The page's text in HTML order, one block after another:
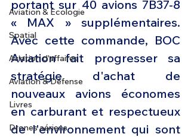
Aviation & Ecologie
Spatial
Aviation d'affaires
Aviation & Défense
Livres
Drones aériens
portant sur 40 avions 7B37-8
« MAX » supplémentaires.
Avec cette commande, BOC
Aviation fait progresser sa
stratégie d'achat de
nouveaux avions économes
en carburant et respectueux
de l'environnement qui sont